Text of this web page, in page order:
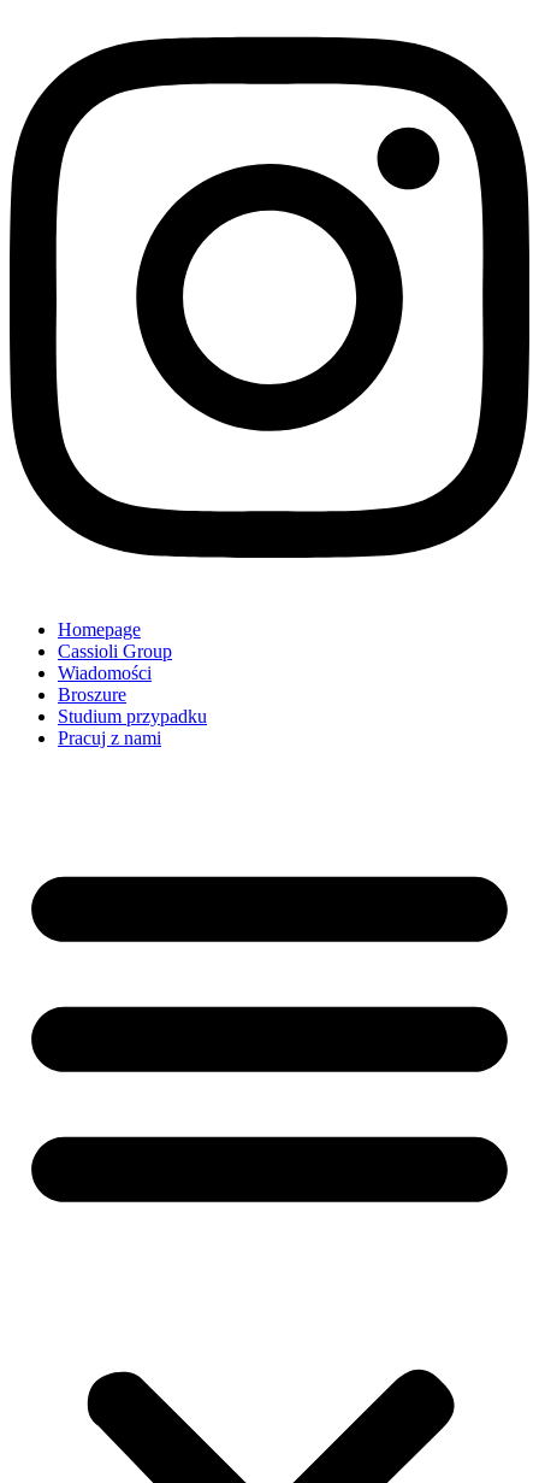
Homepage
Cassioli Group
Wiadomości
Broszure
Studium przypadku
Pracuj z nami